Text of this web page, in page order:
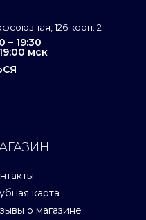
карта
о магазине
126 корп. 2
– 19:30
мск